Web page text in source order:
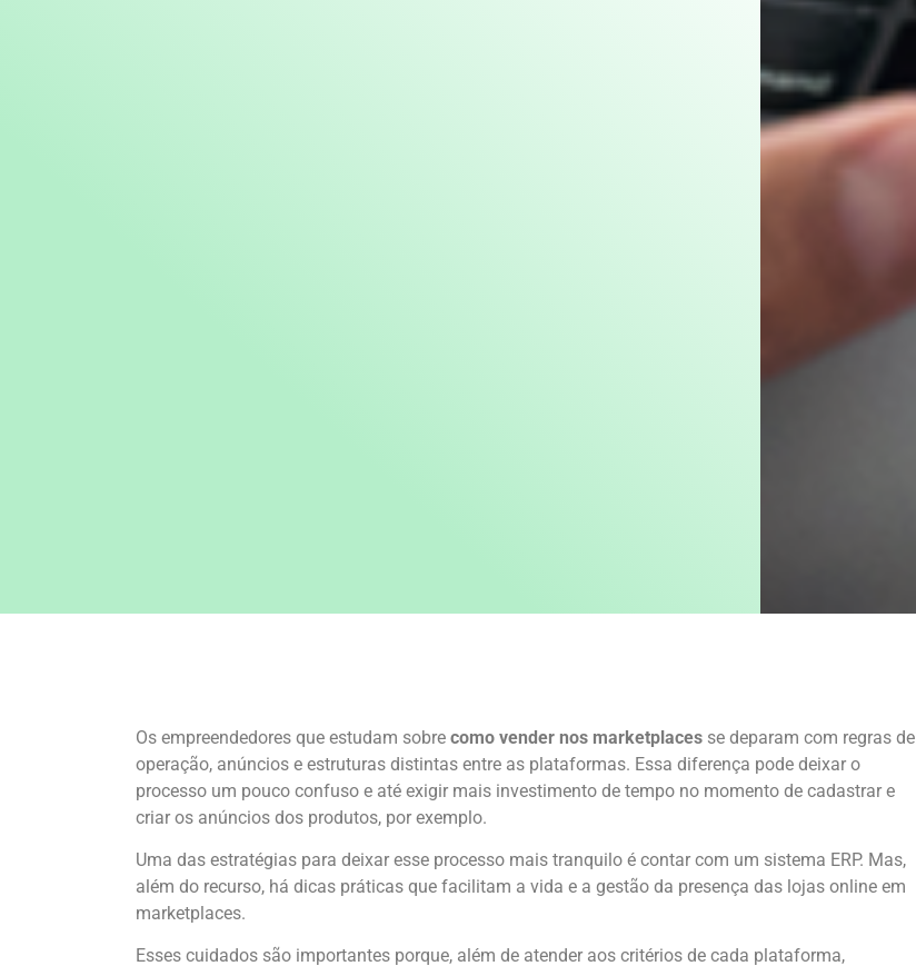
Os empreendedores que estudam sobre como vender nos marketplaces se deparam com regras de
operação, anúncios e estruturas distintas entre as plataformas. Essa diferença pode deixar o
processo um pouco confuso e até exigir mais investimento de tempo no momento de cadastrar e
criar os anúncios dos produtos, por exemplo.
Uma das estratégias para deixar esse processo mais tranquilo é contar com um sistema ERP. Mas,
além do recurso, há dicas práticas que facilitam a vida e a gestão da presença das lojas online em
marketplaces.
Esses cuidados são importantes porque, além de atender aos critérios de cada plataforma,